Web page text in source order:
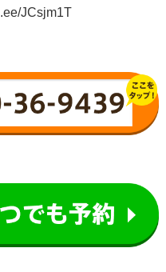
JCsjm1T